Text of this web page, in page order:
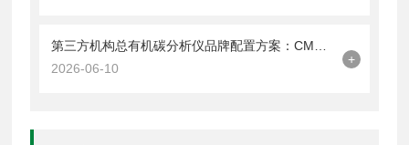
第三方机构总有机碳分析仪品牌配置方案：CMA认证实验室高要求如何满足
2026-06-10
+